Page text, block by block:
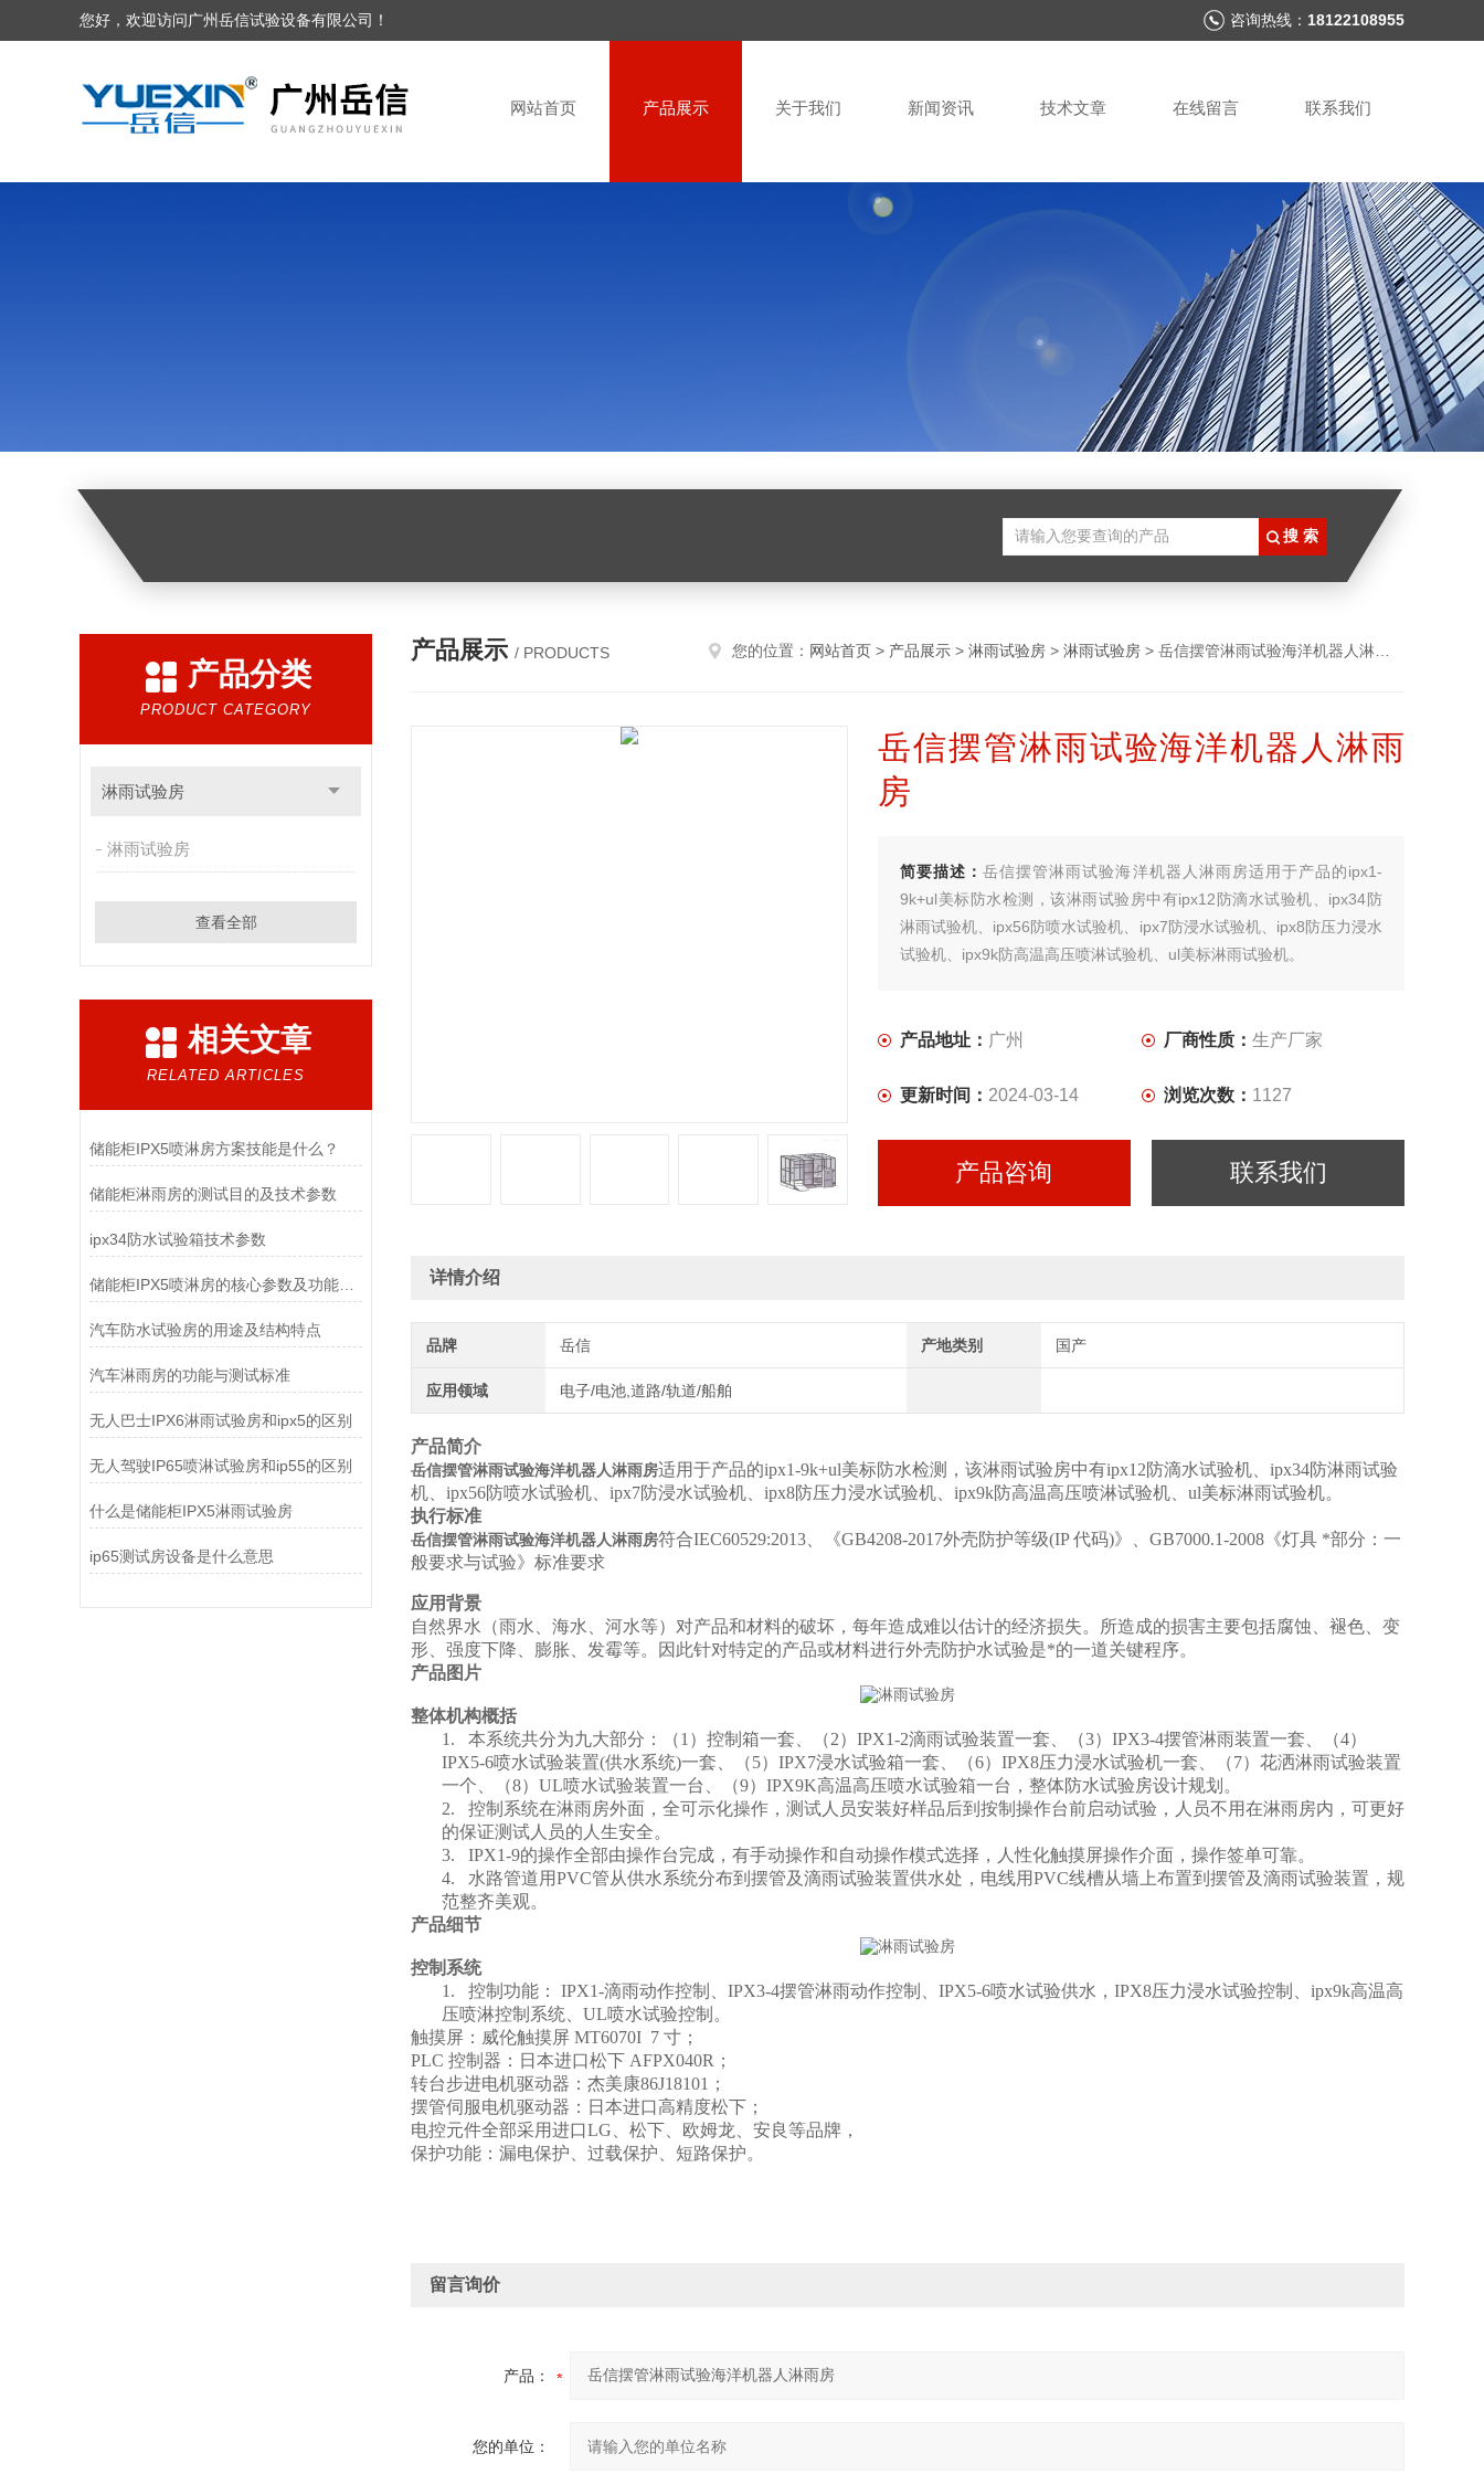
您好，欢迎访问广州岳信试验设备有限公司！ 咨询热线： 18122108955
网站首页 产品展示 关于我们 新闻资讯 技术文章 在线留言 联系我们
产品分类
PRODUCT CATEGORY
淋雨试验房
淋雨试验房
查看全部
相关文章
RELATED ARTICLES
储能柜IPX5喷淋房方案技能是什么？
储能柜淋雨房的测试目的及技术参数
ipx34防水试验箱技术参数
储能柜IPX5喷淋房的核心参数及功能特点
汽车防水试验房的用途及结构特点
汽车淋雨房的功能与测试标准
无人巴士IPX6淋雨试验房和ipx5的区别
无人驾驶IP65喷淋试验房和ip55的区别
什么是储能柜IPX5淋雨试验房
ip65测试房设备是什么意思
产品展示 / PRODUCTS 您的位置： 网站首页 > 产品展示 > 淋雨试验房 > 淋雨试验房 > 岳信摆管淋雨试验海洋机器人淋雨房
岳信摆管淋雨试验海洋机器人淋雨
房
简要描述：岳信摆管淋雨试验海洋机器人淋雨房适用于产品的ipx1-
9k+ul美标防水检测，该淋雨试验房中有ipx12防滴水试验机、ipx34防
淋雨试验机、ipx56防喷水试验机、ipx7防浸水试验机、ipx8防压力浸水
试验机、ipx9k防高温高压喷淋试验机、ul美标淋雨试验机。
产品地址： 广州 厂商性质： 生产厂家
更新时间： 2024-03-14 浏览次数： 1127
产品咨询 联系我们
详情介绍
品牌 岳信 产地类别 国产
应用领域 电子/电池,道路/轨道/船舶
产品简介
岳信摆管淋雨试验海洋机器人淋雨房适用于产品的ipx1-9k+ul美标防水检测，该淋雨试验房中有ipx12防滴水试验机、ipx34防淋雨试验
机、ipx56防喷水试验机、ipx7防浸水试验机、ipx8防压力浸水试验机、ipx9k防高温高压喷淋试验机、ul美标淋雨试验机。
执行标准
岳信摆管淋雨试验海洋机器人淋雨房符合IEC60529:2013、《GB4208-2017外壳防护等级(IP 代码)》、GB7000.1-2008《灯具 *部分：一
般要求与试验》标准要求
应用背景
自然界水（雨水、海水、河水等）对产品和材料的破坏，每年造成难以估计的经济损失。所造成的损害主要包括腐蚀、褪色、变
形、强度下降、膨胀、发霉等。因此针对特定的产品或材料进行外壳防护水试验是*的一道关键程序。
产品图片
整体机构概括
1. 本系统共分为九大部分：（1）控制箱一套、（2）IPX1-2滴雨试验装置一套、（3）IPX3-4摆管淋雨装置一套、（4）
IPX5-6喷水试验装置(供水系统)一套、（5）IPX7浸水试验箱一套、（6）IPX8压力浸水试验机一套、（7）花洒淋雨试验装置
一个、（8）UL喷水试验装置一台、（9）IPX9K高温高压喷水试验箱一台，整体防水试验房设计规划。
2. 控制系统在淋雨房外面，全可示化操作，测试人员安装好样品后到按制操作台前启动试验，人员不用在淋雨房内，可更好
的保证测试人员的人生安全。
3. IPX1-9的操作全部由操作台完成，有手动操作和自动操作模式选择，人性化触摸屏操作介面，操作签单可靠。
4. 水路管道用PVC管从供水系统分布到摆管及滴雨试验装置供水处，电线用PVC线槽从墙上布置到摆管及滴雨试验装置，规
范整齐美观。
产品细节
控制系统
1. 控制功能： IPX1-滴雨动作控制、IPX3-4摆管淋雨动作控制、IPX5-6喷水试验供水，IPX8压力浸水试验控制、ipx9k高温高
压喷淋控制系统、UL喷水试验控制。
触摸屏：威伦触摸屏 MT6070I 7 寸；
PLC 控制器：日本进口松下 AFPX040R；
转台步进电机驱动器：杰美康86J18101；
摆管伺服电机驱动器：日本进口高精度松下；
电控元件全部采用进口LG、松下、欧姆龙、安良等品牌，
保护功能：漏电保护、过载保护、短路保护。
留言询价
产品：
您的单位：